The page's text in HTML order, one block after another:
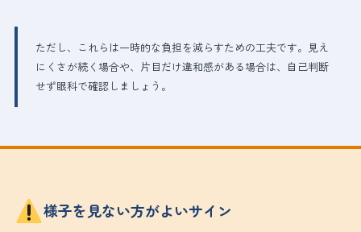
ただし、これらは一時的な負担を減らすための工夫です。見え
にくさが続く場合や、片目だけ違和感がある場合は、自己判断
せず眼科で確認しましょう。
様子を見ない方がよいサイン